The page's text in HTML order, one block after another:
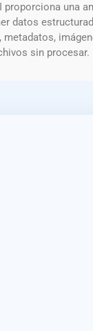
proporciona una
datos
sin procesar.